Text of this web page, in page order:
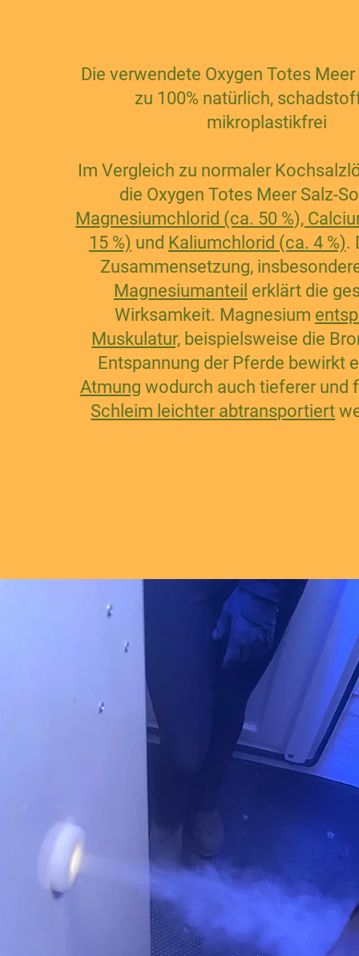
Die verwendete Oxygen Totes
zu 100% natürlich,
mikroplastikfrei
Im Vergleich zu normaler
die Oxygen Totes Meer Salz-
Magnesiumchlorid (ca. 50 %),
15 %) und Kaliumchlorid (ca. 4 %).
Zusammensetzung,
Magnesiumanteil erklärt die
Wirksamkeit. Magnesium
Muskulatur, beispielsweise die
Entspannung der Pferde bewirkt
Atmung wodurch auch tieferer und
Schleim leichter abtransportiert